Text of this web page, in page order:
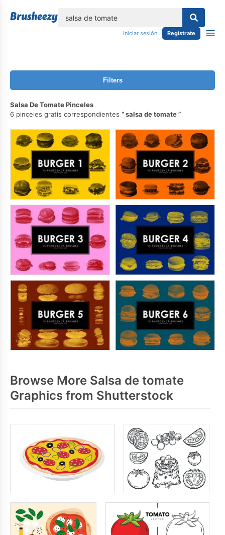
Iniciar sesión Regístrate
Filters
Salsa De Tomate Pinceles
6 pinceles gratis correspondientes
salsa de tomate
Browse More Salsa de tomate
Graphics from Shutterstock